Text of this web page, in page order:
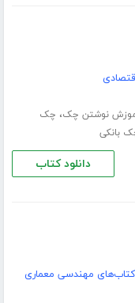
نوشتن چک، چک
بانکی
دانلود کتاب
کتاب‌های مهندسی معماری